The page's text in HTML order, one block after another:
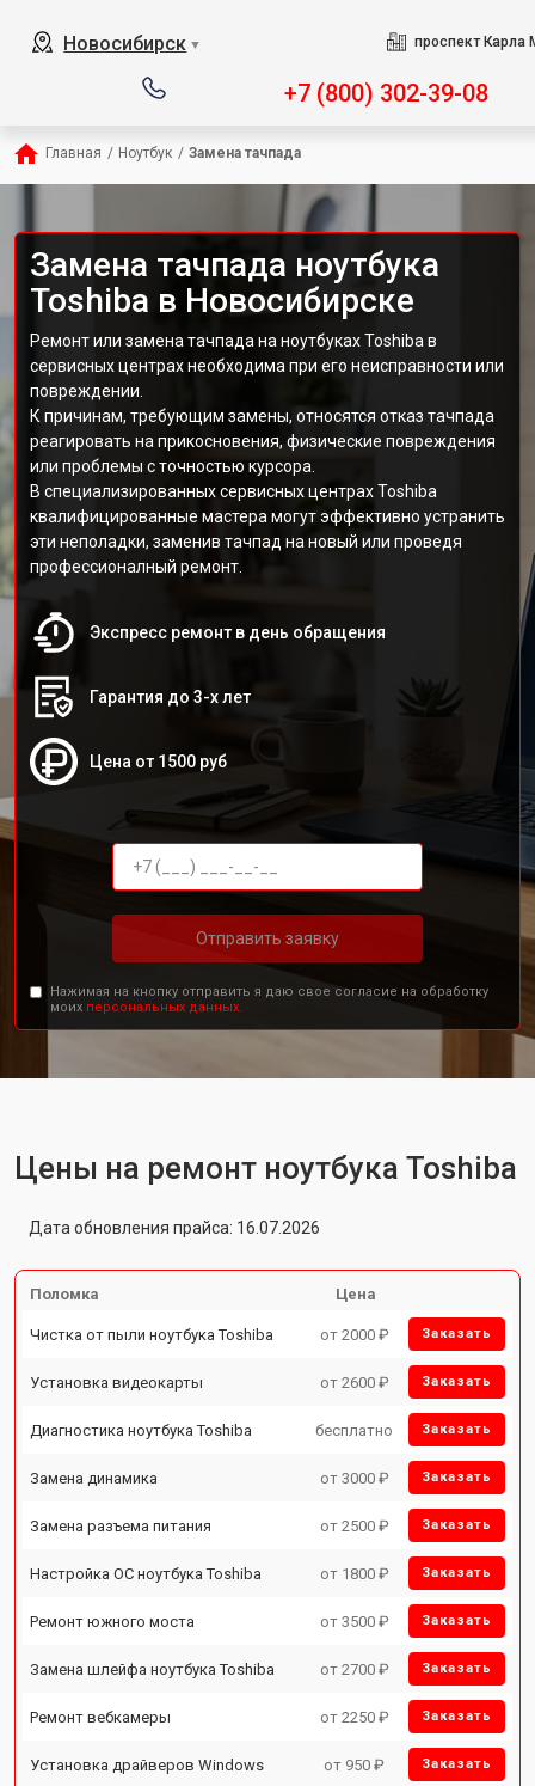
Новосибирск ▼ проспект Карла
+7 (800) 302-39-08
Главная / Ноутбук / Замена тачпада
Замена тачпада ноутбука
Toshiba в Новосибирске
Ремонт или замена тачпада на ноутбуках Toshiba в
сервисных центрах необходима при его неисправности или
повреждении.
К причинам, требующим замены, относятся отказ тачпада
реагировать на прикосновения, физические повреждения
или проблемы с точностью курсора.
В специализированных сервисных центрах Toshiba
квалифицированные мастера могут эффективно устранить
эти неполадки, заменив тачпад на новый или проведя
профессионалный ремонт.
Экспресс ремонт в день обращения
Гарантия до 3-х лет
Цена от 1500 руб
Отправить заявку
Нажимая на кнопку отправить я даю свое согласие на обработку
моих персональных данных.
Цены на ремонт ноутбука Toshiba
Дата обновления прайса: 16.07.2026
Поломка Цена
Чистка от пыли ноутбука Toshiba от 2000 ₽ Заказать
Установка видеокарты от 2600 ₽ Заказать
Диагностика ноутбука Toshiba бесплатно Заказать
Замена динамика от 3000 ₽ Заказать
Замена разъема питания от 2500 ₽ Заказать
Настройка ОС ноутбука Toshiba от 1800 ₽ Заказать
Ремонт южного моста от 3500 ₽ Заказать
Замена шлейфа ноутбука Toshiba от 2700 ₽ Заказать
Ремонт вебкамеры от 2250 ₽ Заказать
Установка драйверов Windows от 950 ₽ Заказать